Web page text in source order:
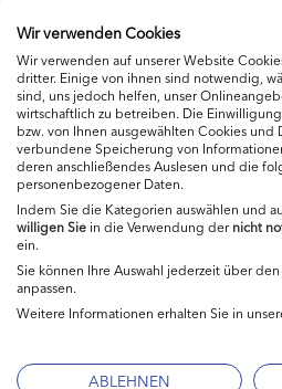
Ernährung
Produkte
Wir verwenden Cookies
Wir verwenden auf unserer Website
dritter. Einige von ihnen sind notwendig,
sind, uns jedoch helfen, unser
wirtschaftlich zu betreiben. Die
bzw. von Ihnen ausgewählten Cookies
verbundene Speicherung von
deren anschließendes Auslesen und die
personenbezogener Daten.
Indem Sie die Kategorien auswählen und auf
willigenSie in die Verwendung dernicht
ein.
Sie können Ihre Auswahl jederzeit über
anpassen.
Weitere Informationen erhalten Sie in
ABLEHNEN